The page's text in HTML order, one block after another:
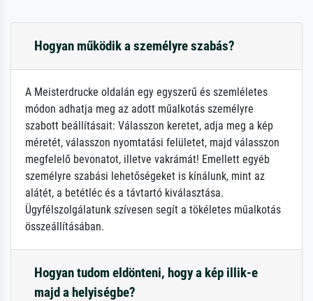
Hogyan működik a személyre szabás?
A Meisterdrucke oldalán egy egyszerű és szemléletes
módon adhatja meg az adott műalkotás személyre
szabott beállításait: Válasszon keretet, adja meg a kép
méretét, válasszon nyomtatási felületet, majd válasszon
megfelelő bevonatot, illetve vakrámát! Emellett egyéb
személyre szabási lehetőségeket is kínálunk, mint az
alátét, a betétléc és a távtartó kiválasztása.
Ügyfélszolgálatunk szívesen segít a tökéletes műalkotás
összeállításában.
Hogyan tudom eldönteni, hogy a kép illik-e
majd a helyiségbe?